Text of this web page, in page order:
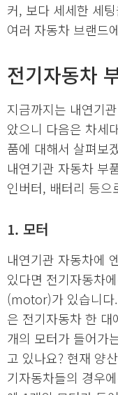
커, 보다 세세한 세
여러 자동차 브랜드
전기자동차
지금까지는 내연기
았으니 다음은 차세
품에 대해서 살펴보
내연기관 자동차 부
인버터, 배터리 등으
1. 모터
내연기관 자동차에
있다면 전기자동차
(motor)가 있습니다
은 전기자동차 한 대
개의 모터가 들어가
고 있나요? 현재 양
기자동차들의 경우